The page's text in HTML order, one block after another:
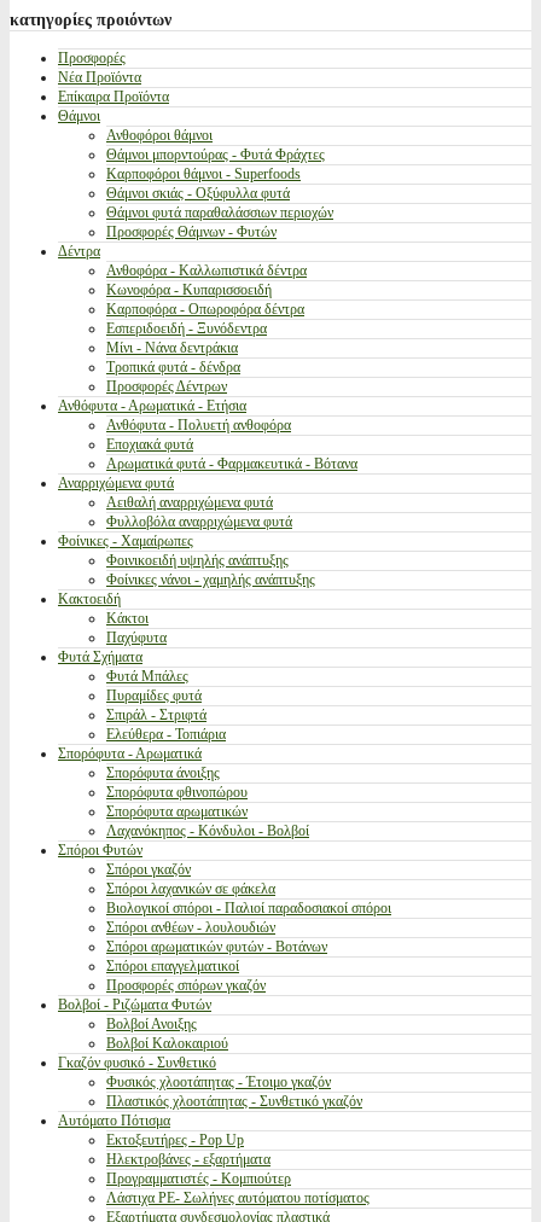
κατηγορίες προιόντων
Προσφορές
Νέα Προϊόντα
Επίκαιρα Προϊόντα
Θάμνοι
Ανθοφόροι θάμνοι
Θάμνοι μπορντούρας - Φυτά Φράχτες
Καρποφόροι θάμνοι - Superfoods
Θάμνοι σκιάς - Οξύφυλλα φυτά
Θάμνοι φυτά παραθαλάσσιων περιοχών
Προσφορές Θάμνων - Φυτών
Δέντρα
Ανθοφόρα - Καλλωπιστικά δέντρα
Κωνοφόρα - Κυπαρισσοειδή
Καρποφόρα - Οπωροφόρα δέντρα
Εσπεριδοειδή - Ξυνόδεντρα
Μίνι - Νάνα δεντράκια
Τροπικά φυτά - δένδρα
Προσφορές Δέντρων
Ανθόφυτα - Αρωματικά - Ετήσια
Ανθόφυτα - Πολυετή ανθοφόρα
Εποχιακά φυτά
Αρωματικά φυτά - Φαρμακευτικά - Βότανα
Αναρριχώμενα φυτά
Αειθαλή αναρριχώμενα φυτά
Φυλλοβόλα αναρριχώμενα φυτά
Φοίνικες - Χαμαίρωπες
Φοινικοειδή υψηλής ανάπτυξης
Φοίνικες νάνοι - χαμηλής ανάπτυξης
Κακτοειδή
Κάκτοι
Παχύφυτα
Φυτά Σχήματα
Φυτά Μπάλες
Πυραμίδες φυτά
Σπιράλ - Στριφτά
Ελεύθερα - Τοπιάρια
Σπορόφυτα - Αρωματικά
Σπορόφυτα άνοιξης
Σπορόφυτα φθινοπώρου
Σπορόφυτα αρωματικών
Λαχανόκηπος - Κόνδυλοι - Βολβοί
Σπόροι Φυτών
Σπόροι γκαζόν
Σπόροι λαχανικών σε φάκελα
Βιολογικοί σπόροι - Παλιοί παραδοσιακοί σπόροι
Σπόροι ανθέων - λουλουδιών
Σπόροι αρωματικών φυτών - Βοτάνων
Σπόροι επαγγελματικοί
Προσφορές σπόρων γκαζόν
Βολβοί - Ριζώματα Φυτών
Βολβοί Ανοιξης
Βολβοί Καλοκαιριού
Γκαζόν φυσικό - Συνθετικό
Φυσικός χλοοτάπητας - Έτοιμο γκαζόν
Πλαστικός χλοοτάπητας - Συνθετικό γκαζόν
Αυτόματο Πότισμα
Εκτοξευτήρες - Pop Up
Ηλεκτροβάνες - εξαρτήματα
Προγραμματιστές - Κομπιούτερ
Λάστιχα PE- Σωλήνες αυτόματου ποτίσματος
Εξαρτήματα συνδεσμολογίας πλαστικά